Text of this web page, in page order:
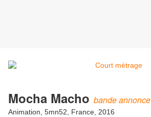
Mocha Macho bande annonce
Animation, 5mn52, France, 2016